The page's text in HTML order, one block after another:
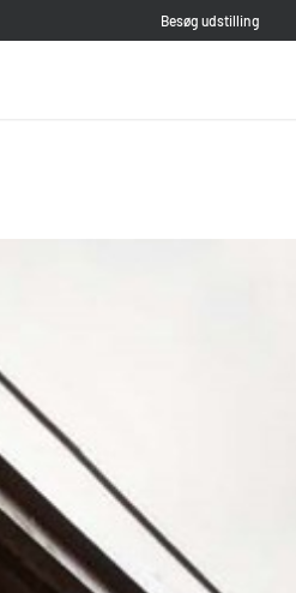
Besøg udstilling